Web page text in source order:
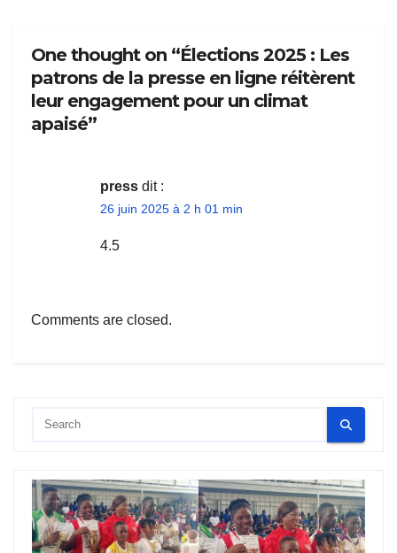
One thought on “Élections 2025 : Les
patrons de la presse en ligne réitèrent
leur engagement pour un climat
apaisé”
press dit :
26 juin 2025 à 2 h 01 min
4.5
Comments are closed.